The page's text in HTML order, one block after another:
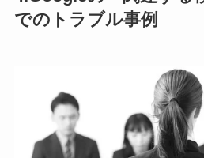
でのトラブル事例